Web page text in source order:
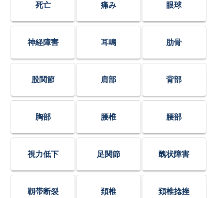
死亡 痛み 眼球
神経障害 耳鳴 肋骨
股関節 肩部 背部
胸部 腰椎 腰部
視力低下 足関節 醜状障害
靱帯断裂 頚椎 頚椎捻挫